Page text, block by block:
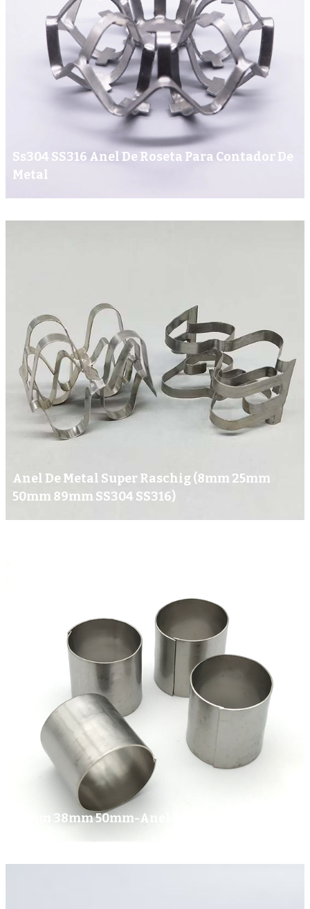
Ss304 SS316 Anel De Roseta Para Contador De
Metal
Anel De Metal Super Raschig (8mm 25mm
50mm 89mm SS304 SS316)
25mm 38mm 50mm-Anel Raschig De Metal